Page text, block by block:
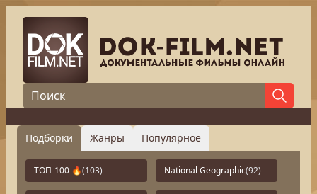
Подборки Жанры Популярное
ТОП-100 🔥(103) National Geographic(92)